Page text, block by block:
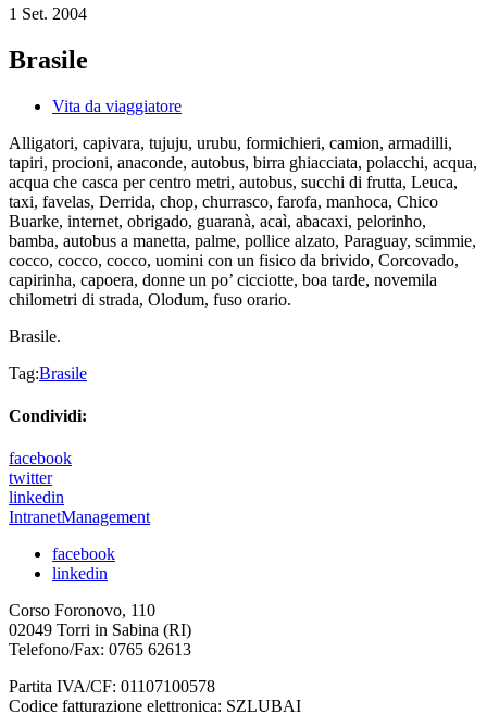
1 Set. 2004
Brasile
Vita da viaggiatore
Alligatori, capivara, tujuju, urubu, formichieri, camion, armadilli,
tapiri, procioni, anaconde, autobus, birra ghiacciata, polacchi, acqua,
acqua che casca per centro metri, autobus, succhi di frutta, Leuca,
taxi, favelas, Derrida, chop, churrasco, farofa, manhoca, Chico
Buarke, internet, obrigado, guaranà, acaì, abacaxi, pelorinho,
bamba, autobus a manetta, palme, pollice alzato, Paraguay, scimmie,
cocco, cocco, cocco, uomini con un fisico da brivido, Corcovado,
capirinha, capoera, donne un po’ cicciotte, boa tarde, novemila
chilometri di strada, Olodum, fuso orario.
Brasile.
Tag:Brasile
Condividi:
facebook
twitter
linkedin
IntranetManagement
facebook
linkedin
Corso Foronovo, 110
02049 Torri in Sabina (RI)
Telefono/Fax: 0765 62613
Partita IVA/CF: 01107100578
Codice fatturazione elettronica: SZLUBAI